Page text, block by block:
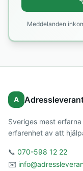
Meddelanden
A
Sveriges mest
erfarenhet av att
📞 070-598 12 22
✉️